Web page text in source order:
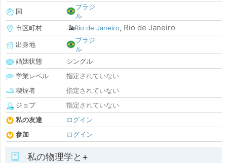
国
ブラジ
ル
市区町村
Rio de Janeiro, Rio de Janeiro
出身地
ブラジ
ル
婚姻状態
シングル
学業レベル
指定されていない
喫煙者
指定されていない
ジョブ
指定されていない
私の友達
ログイン
参加
ログイン
私の物理学と+